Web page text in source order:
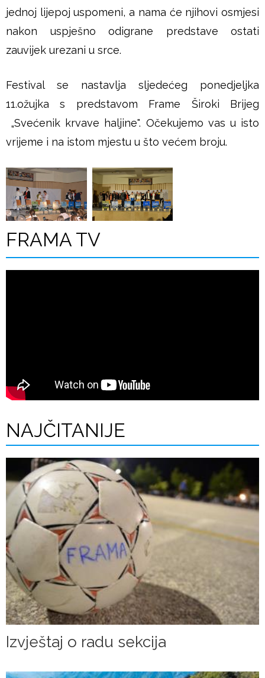
jednoj lijepoj uspomeni, a nama će njihovi osmjesi
nakon uspješno odigrane predstave ostati
zauvijek urezani u srce.
Festival se nastavlja sljedećeg ponedjeljka
11.ožujka s predstavom Frame Široki Brijeg
„Svećenik krvave haljine". Očekujemo vas u isto
vrijeme i na istom mjestu u što većem broju.
FRAMA TV
NAJČITANIJE
Izvještaj o radu sekcija